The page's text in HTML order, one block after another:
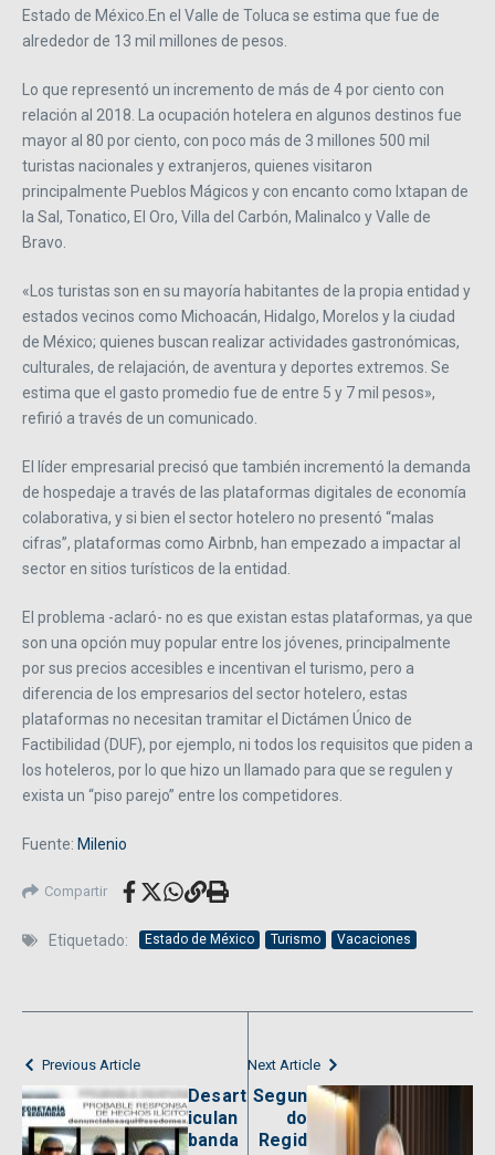
Estado de México.En el Valle de Toluca se estima que fue de
alrededor de 13 mil millones de pesos.
Lo que representó un incremento de más de 4 por ciento con
relación al 2018. La ocupación hotelera en algunos destinos fue
mayor al 80 por ciento, con poco más de 3 millones 500 mil
turistas nacionales y extranjeros, quienes visitaron
principalmente Pueblos Mágicos y con encanto como Ixtapan de
la Sal, Tonatico, El Oro, Villa del Carbón, Malinalco y Valle de
Bravo.
«Los turistas son en su mayoría habitantes de la propia entidad y
estados vecinos como Michoacán, Hidalgo, Morelos y la ciudad
de México; quienes buscan realizar actividades gastronómicas,
culturales, de relajación, de aventura y deportes extremos. Se
estima que el gasto promedio fue de entre 5 y 7 mil pesos»,
refirió a través de un comunicado.
El líder empresarial precisó que también incrementó la demanda
de hospedaje a través de las plataformas digitales de economía
colaborativa, y si bien el sector hotelero no presentó “malas
cifras”, plataformas como Airbnb, han empezado a impactar al
sector en sitios turísticos de la entidad.
El problema -aclaró- no es que existan estas plataformas, ya que
son una opción muy popular entre los jóvenes, principalmente
por sus precios accesibles e incentivan el turismo, pero a
diferencia de los empresarios del sector hotelero, estas
plataformas no necesitan tramitar el Dictámen Único de
Factibilidad (DUF), por ejemplo, ni todos los requisitos que piden a
los hoteleros, por lo que hizo un llamado para que se regulen y
exista un “piso parejo” entre los competidores.
Fuente: Milenio
Compartir
Etiquetado: Estado de México Turismo Vacaciones
Previous Article
Desart
iculan
banda
Next Article
Segun
do
Regid